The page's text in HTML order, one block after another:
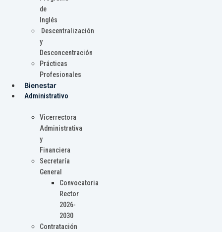
de
Inglés
Descentralización
y
Desconcentración
Prácticas
Profesionales
Bienestar
Administrativo
Vicerrectora
Administrativa
y
Financiera
Secretaría
General
Convocatoria
Rector
2026-
2030
Contratación